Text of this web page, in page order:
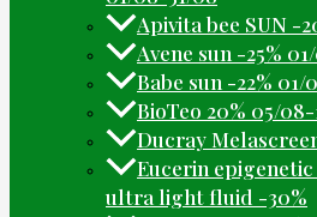
Apivita bee SUN -
Avene sun -25%
Babe sun -22% 01/
BioTeo 20% 05/08-
Ducray
Eucerin
ultra light fluid -30%